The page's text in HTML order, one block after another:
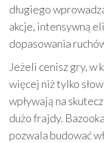
długiego
akcje, intensywną
dopasowania
Jeżeli cenisz gry, w
więcej niż tylko
wpływają na
dużo frajdy.
pozwala budować